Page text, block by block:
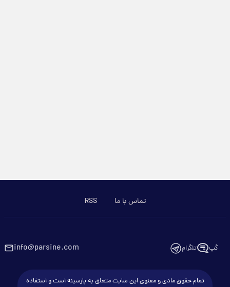
تماس با ما RSS
گپ تلگرام info@parsine.com
تمام حقوق مادی و معنوی این سایت متعلق به پارسینه است و استفاده